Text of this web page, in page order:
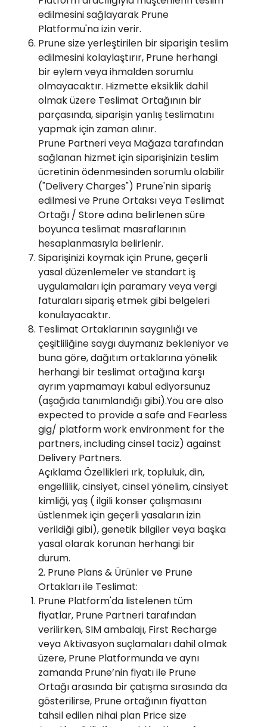
edilmesini sağlayarak Prune
Platformu'na izin verir.
Prune size yerleştirilen bir siparişin teslim
edilmesini kolaylaştırır, Prune herhangi
bir eylem veya ihmalden sorumlu
olmayacaktır. Hizmette eksiklik dahil
olmak üzere Teslimat Ortağının bir
parçasında, siparişin yanlış teslimatını
yapmak için zaman alınır.
Prune Partneri veya Mağaza tarafından
sağlanan hizmet için siparişinizin teslim
ücretinin ödenmesinden sorumlu olabilir
("Delivery Charges") Prune'nin sipariş
edilmesi ve Prune Ortaksı veya Teslimat
Ortağı / Store adına belirlenen süre
boyunca teslimat masraflarının
hesaplanmasıyla belirlenir.
Siparişinizi koymak için Prune, geçerli
yasal düzenlemeler ve standart iş
uygulamaları için paramary veya vergi
faturaları sipariş etmek gibi belgeleri
konulayacaktır.
Teslimat Ortaklarının saygınlığı ve
çeşitliliğine saygı duymanız bekleniyor ve
buna göre, dağıtım ortaklarına yönelik
herhangi bir teslimat ortağına karşı
ayrım yapmamayı kabul ediyorsunuz
(aşağıda tanımlandığı gibi).You are also
expected to provide a safe and Fearless
gig/ platform work environment for the
partners, including cinsel taciz) against
Delivery Partners.
Açıklama Özellikleri ırk, topluluk, din,
engellilik, cinsiyet, cinsel yönelim, cinsiyet
kimliği, yaş ( ilgili konser çalışmasını
üstlenmek için geçerli yasaların izin
verildiği gibi), genetik bilgiler veya başka
yasal olarak korunan herhangi bir
durum.
2. Prune Plans & Ürünler ve Prune
Ortakları ile Teslimat:
Prune Platform'da listelenen tüm
fiyatlar, Prune Partneri tarafından
verilirken, SIM ambalajı, First Recharge
veya Aktivasyon suçlamaları dahil olmak
üzere, Prune Platformunda ve aynı
zamanda Prune’nin fiyatı ile Prune
Ortağı arasında bir çatışma sırasında da
gösterilirse, Prune ortağının fiyattan
tahsil edilen nihai plan Price size